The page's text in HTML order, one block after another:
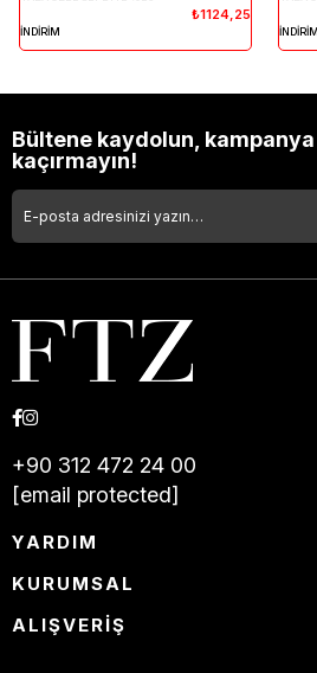
İNDİRİM
₺1124,25
İNDİRİM
Bültene kaydolun,
kaçırmayın!
+90 312 472 24 00
[email protected]
YARDIM
KURUMSAL
ALIŞVERİŞ